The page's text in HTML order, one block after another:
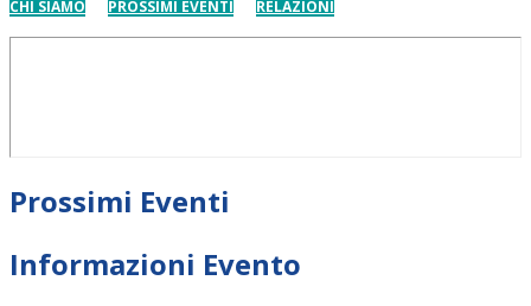
CHI SIAMO PROSSIMI EVENTI RELAZIONI
Prossimi Eventi
Informazioni Evento